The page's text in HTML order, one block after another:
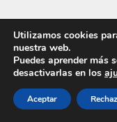
Utilizamos cookies
nuestra web.
Puedes aprender más
desactivarlas en los
Aceptar